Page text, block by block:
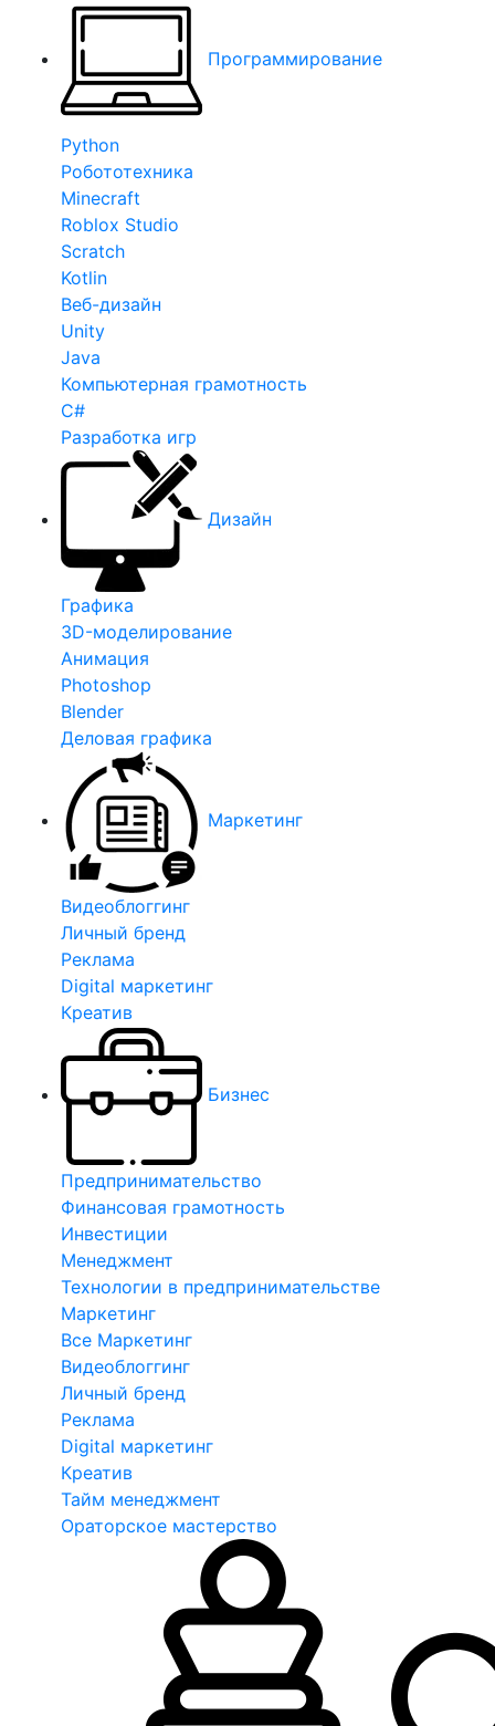
Программирование
Python
Робототехника
Minecraft
Roblox Studio
Scratch
Kotlin
Веб-дизайн
Unity
Java
Компьютерная грамотность
C#
Разработка игр
Дизайн
Графика
3D-моделирование
Анимация
Photoshop
Blender
Деловая графика
Маркетинг
Видеоблоггинг
Личный бренд
Реклама
Digital маркетинг
Креатив
Бизнес
Предпринимательство
Финансовая грамотность
Инвестиции
Менеджмент
Технологии в предпринимательстве
Маркетинг
Все Маркетинг
Видеоблоггинг
Личный бренд
Реклама
Digital маркетинг
Креатив
Тайм менеджмент
Ораторское мастерство